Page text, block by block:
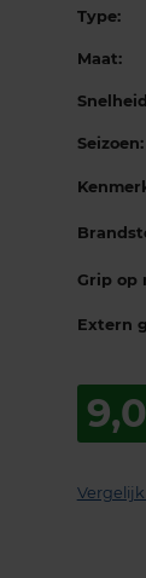
Type:
Maat:
Seizoen:
Grip op
Extern
9,0